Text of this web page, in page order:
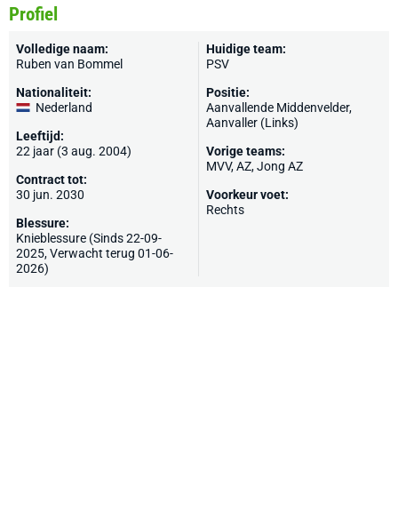
Profiel
Volledige naam:
Ruben van Bommel
Nationaliteit:
Nederland
Leeftijd:
22 jaar (3 aug. 2004)
Contract tot:
30 jun. 2030
Blessure:
Knieblessure (Sinds 22-09-
2025, Verwacht terug 01-06-
2026)
Huidige team:
PSV
Positie:
Aanvallende Middenvelder,
Aanvaller (Links)
Vorige teams:
MVV,AZ,Jong AZ
Voorkeur voet:
Rechts